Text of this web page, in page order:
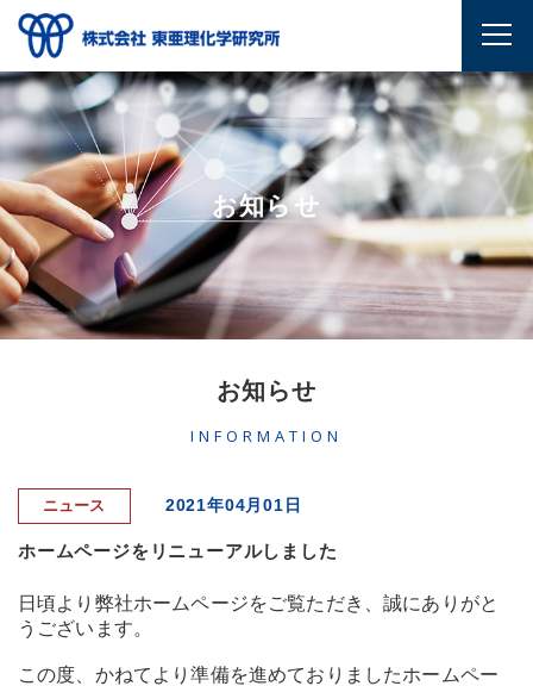
お知らせ
お知らせ
INFORMATION
ニュース 2021年04月01日
ホームページをリニューアルしました
日頃より弊社ホームページをご覧ただき、誠にありがと
うございます。
この度、かねてより準備を進めておりましたホームペー